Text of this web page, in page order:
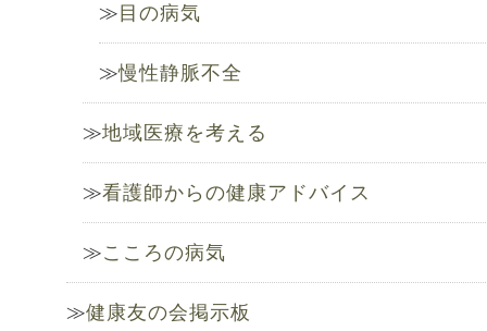
目の病気
慢性静脈不全
地域医療を考える
看護師からの健康アドバイス
こころの病気
健康友の会掲示板